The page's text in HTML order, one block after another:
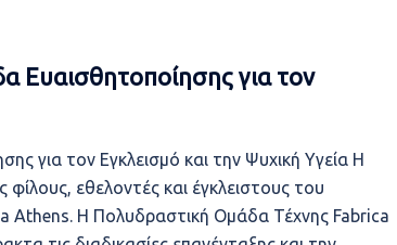
Ευαισθητοποίησης για τον
για τον Εγκλεισμό και την Ψυχική Υγεία Η
εθελοντές και έγκλειστους του
Athens. Η Πολυδραστική Ομάδα Τέχνης Fabrica